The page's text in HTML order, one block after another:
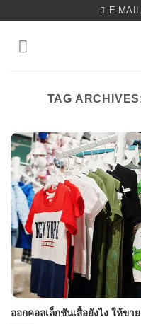
content
E-MAIL
TAG
ออกคอลเล็กชันเสื้อยังไง ให้ขา